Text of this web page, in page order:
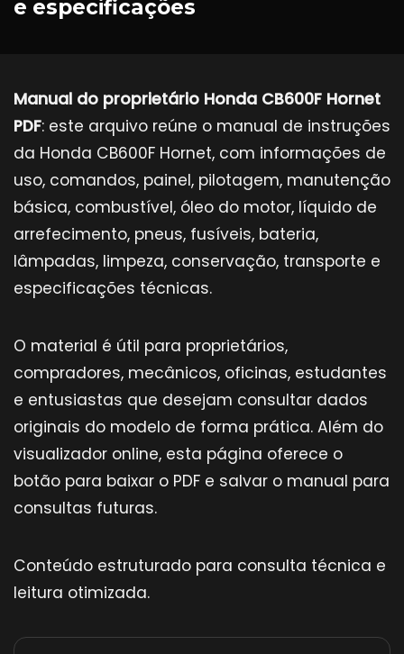
e especificações
Manual do proprietário Honda CB600F Hornet
PDF: este arquivo reúne o manual de instruções
da Honda CB600F Hornet, com informações de
uso, comandos, painel, pilotagem, manutenção
básica, combustível, óleo do motor, líquido de
arrefecimento, pneus, fusíveis, bateria,
lâmpadas, limpeza, conservação, transporte e
especificações técnicas.
O material é útil para proprietários,
compradores, mecânicos, oficinas, estudantes
e entusiastas que desejam consultar dados
originais do modelo de forma prática. Além do
visualizador online, esta página oferece o
botão para baixar o PDF e salvar o manual para
consultas futuras.
Conteúdo estruturado para consulta técnica e
leitura otimizada.